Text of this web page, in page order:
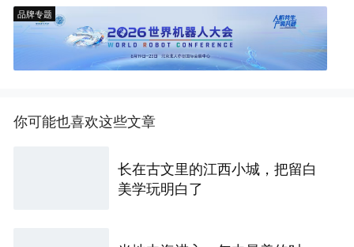
品牌专题
你可能也喜欢这些文章
长在古文里的江西小城，把留白
美学玩明白了